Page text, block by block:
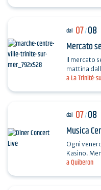
a La Trinité-
dal 07/08
Mercato
Il mercato
mattina
a Quiberon
dal 07/08
Musica
Ogni
Kasino. Menu fisso a 30 € (piatto principale +
dessert) +